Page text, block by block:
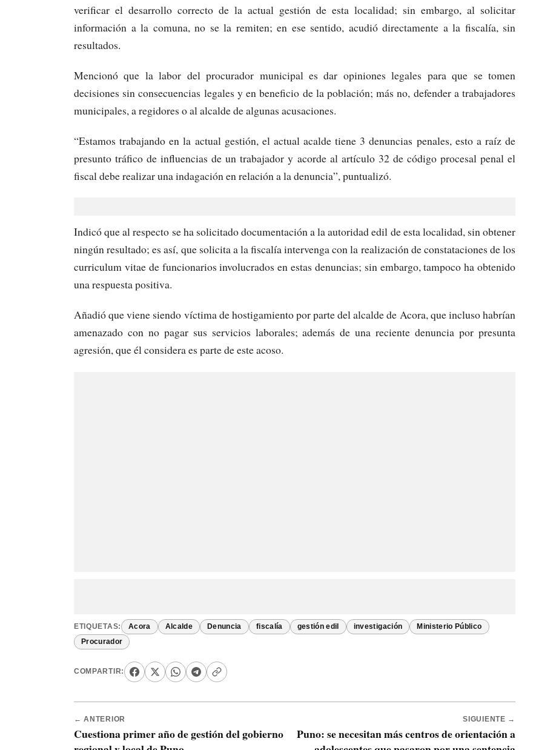
verificar el desarrollo correcto de la actual gestión de esta localidad; sin embargo, al solicitar
información a la comuna, no se la remiten; en ese sentido, acudió directamente a la fiscalía, sin
resultados.
Mencionó que la labor del procurador municipal es dar opiniones legales para que se tomen
decisiones sin consecuencias legales y en beneficio de la población; más no, defender a trabajadores
municipales, a regidores o al alcalde de algunas acusaciones.
“Estamos trabajando en la actual gestión, el actual acalde tiene 3 denuncias penales, esto a raíz de
presunto tráfico de influencias de un trabajador y acorde al artículo 32 de código procesal penal el
fiscal debe realizar una indagación en relación a la denuncia”, puntualizó.
Indicó que al respecto se ha solicitado documentación a la autoridad edil de esta localidad, sin obtener
ningún resultado; es así, que solicita a la fiscalía intervenga con la realización de constataciones de los
curriculum vitae de funcionarios involucrados en estas denuncias; sin embargo, tampoco ha obtenido
una respuesta positiva.
Añadió que viene siendo víctima de hostigamiento por parte del alcalde de Acora, que incluso habrían
amenazado con no pagar sus servicios laborales; además de una reciente denuncia por presunta
agresión, que él considera es parte de este acoso.
ETIQUETAS: Acora Alcalde Denuncia fiscalía gestión edil investigación Ministerio Público
Procurador
COMPARTIR:
← ANTERIOR
Cuestiona primer año de gestión del gobierno
SIGUIENTE →
Puno: se necesitan más centros de orientación a